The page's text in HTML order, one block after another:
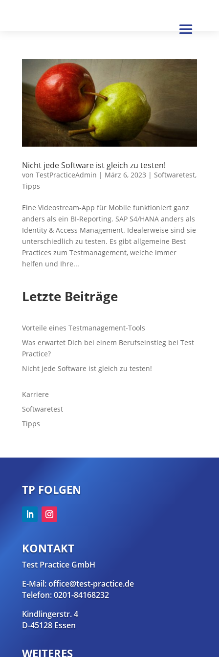
Nicht jede Software ist gleich zu testen!
von TestPracticeAdmin | März 6, 2023 | Softwaretest,
Tipps
Eine Videostream-App für Mobile funktioniert ganz
anders als ein BI-Reporting. SAP S4/HANA anders als
Identity & Access Management. Idealerweise sind sie
unterschiedlich zu testen. Es gibt allgemeine Best
Practices zum Testmanagement, welche immer
helfen und Ihre...
Letzte Beiträge
Vorteile eines Testmanagement-Tools
Was erwartet Dich bei einem Berufseinstieg bei Test
Practice?
Nicht jede Software ist gleich zu testen!
Karriere
Softwaretest
Tipps
TP FOLGEN
KONTAKT
Test Practice GmbH
E-Mail: office@test-practice.de
Telefon: 0201-84168232
Kindlingerstr. 4
D-45128 Essen
WEITERES